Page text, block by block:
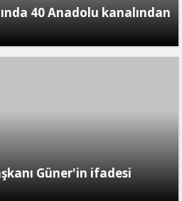
40 Anadolu kanalından
Güner'in ifadesi